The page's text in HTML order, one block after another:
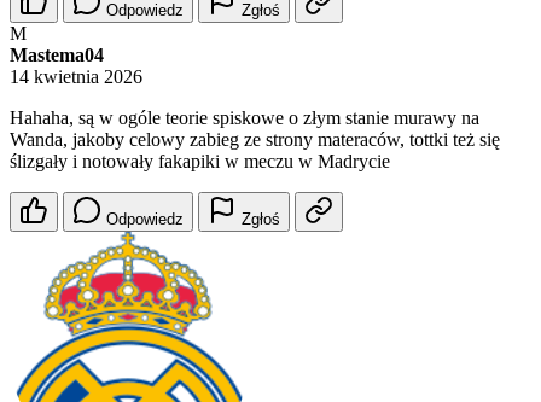
Odpowiedz Zgłoś
M
Mastema04
14 kwietnia 2026
Hahaha, są w ogóle teorie spiskowe o złym stanie murawy na
Wanda, jakoby celowy zabieg ze strony materaców, tottki też się
ślizgały i notowały fakapiki w meczu w Madrycie
Odpowiedz Zgłoś